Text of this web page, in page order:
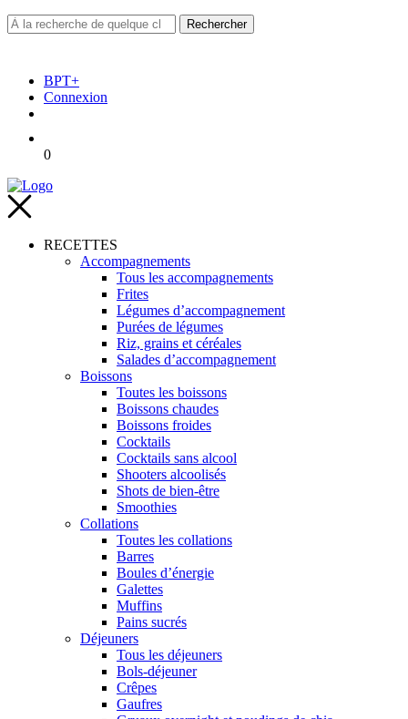
BPT+
Connexion
0
RECETTES
Accompagnements
Tous les accompagnements
Frites
Légumes d’accompagnement
Purées de légumes
Riz, grains et céréales
Salades d’accompagnement
Boissons
Toutes les boissons
Boissons chaudes
Boissons froides
Cocktails
Cocktails sans alcool
Shooters alcoolisés
Shots de bien-être
Smoothies
Collations
Toutes les collations
Barres
Boules d’énergie
Galettes
Muffins
Pains sucrés
Déjeuners
Tous les déjeuners
Bols-déjeuner
Crêpes
Gaufres